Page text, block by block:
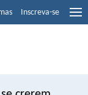
Inscreva-se